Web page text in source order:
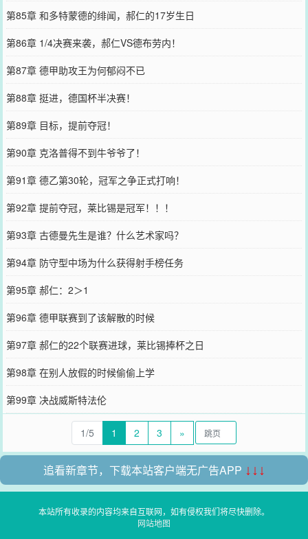
第85章 和多特蒙德的绯闻，郝仁的17岁生日
第86章 1/4决赛来袭，郝仁VS德布劳内！
第87章 德甲助攻王为何郁闷不已
第88章 挺进，德国杯半决赛！
第89章 目标，提前夺冠！
第90章 克洛普得不到牛爷爷了！
第91章 德乙第30轮，冠军之争正式打响！
第92章 提前夺冠，莱比锡是冠军！！！
第93章 古德曼先生是谁？什么艺术家吗？
第94章 防守型中场为什么获得射手榜任务
第95章 郝仁：2＞1
第96章 德甲联赛到了该解散的时候
第97章 郝仁的22个联赛进球，莱比锡捧杯之日
第98章 在别人放假的时候偷偷上学
第99章 决战威斯特法伦
1/5 1 2 3 »
追看新章节，下载本站客户端无广告APP ↓↓↓
本站所有收录的内容均来自互联网，如有侵权我们将尽快删除。
网站地图